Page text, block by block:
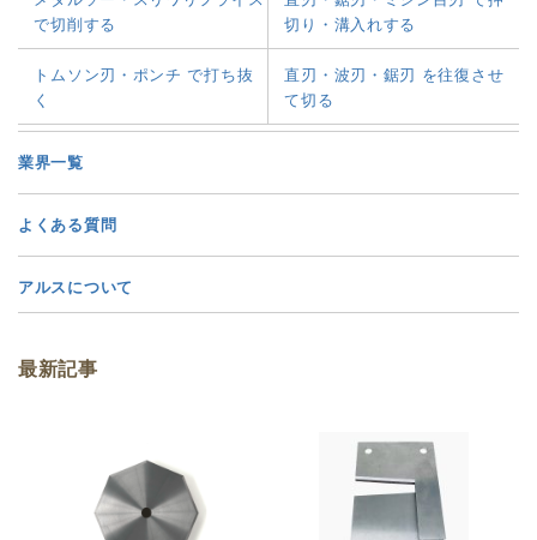
で切削する
切り・溝入れする
トムソン刃・ポンチ で打ち抜
く
直刃・波刃・鋸刃 を往復させ
て切る
業界一覧
よくある質問
アルスについて
最新記事